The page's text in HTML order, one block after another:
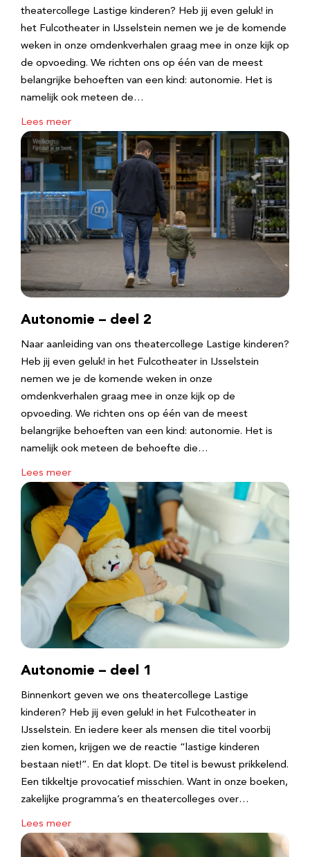
theatercollege Lastige kinderen? Heb jij even geluk! in
het Fulcotheater in IJsselstein nemen we je de komende
weken in onze omdenkverhalen graag mee in onze kijk op
de opvoeding. We richten ons op één van de meest
belangrijke behoeften van een kind: autonomie. Het is
namelijk ook meteen de…
Lees meer
Autonomie – deel 2
Naar aanleiding van ons theatercollege Lastige kinderen?
Heb jij even geluk! in het Fulcotheater in IJsselstein
nemen we je de komende weken in onze
omdenkverhalen graag mee in onze kijk op de
opvoeding. We richten ons op één van de meest
belangrijke behoeften van een kind: autonomie. Het is
namelijk ook meteen de behoefte die…
Lees meer
Autonomie – deel 1
Binnenkort geven we ons theatercollege Lastige
kinderen? Heb jij even geluk! in het Fulcotheater in
IJsselstein. En iedere keer als mensen die titel voorbij
zien komen, krijgen we de reactie “lastige kinderen
bestaan niet!”. En dat klopt. De titel is bewust prikkelend.
Een tikkeltje provocatief misschien. Want in onze boeken,
zakelijke programma’s en theatercolleges over…
Lees meer